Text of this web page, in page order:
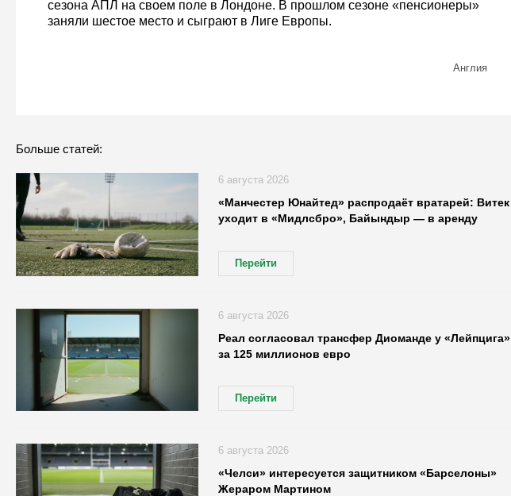
сезона АПЛ на своем поле в Лондоне. В прошлом сезоне «пенсионеры»
заняли шестое место и сыграют в Лиге Европы.
Англия
Больше статей:
«Манчестер Юнайтед» распродаёт вратарей: Витек
уходит в «Мидлсбро», Байындыр — в аренду
Перейти
6 августа 2026
Реал согласовал трансфер Диоманде у «Лейпцига»
за 125 миллионов евро
Перейти
6 августа 2026
«Челси» интересуется защитником «Барселоны»
Жераром Мартином
6 августа 2026